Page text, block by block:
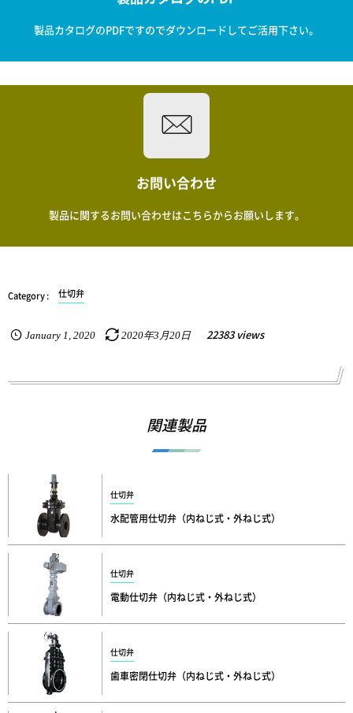
製品カタログのPDFですのでダウンロードしてご活用下さい。
お問い合わせ
製品に関するお問い合わせはこちらからお願いします。
仕切弁
January 1 , 2020 2020年3月20日 22383 views
関連製品
仕切弁
水配管用仕切弁（内ねじ式・外ねじ式）
仕切弁
電動仕切弁（内ねじ式・外ねじ式）
仕切弁
歯車密閉仕切弁（内ねじ式・外ねじ式）